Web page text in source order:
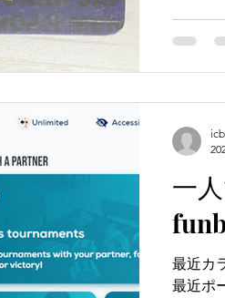
一
最近カ
最近ポ